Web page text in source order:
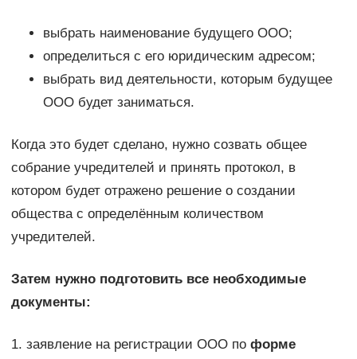
выбрать наименование будущего ООО;
определиться с его юридическим адресом;
выбрать вид деятельности, которым будущее
ООО будет заниматься.
Когда это будет сделано, нужно созвать общее
собрание учредителей и принять протокол, в
котором будет отражено решение о создании
общества с определённым количеством
учредителей.
Затем нужно подготовить все необходимые
документы:
1. заявление на регистрации ООО по форме